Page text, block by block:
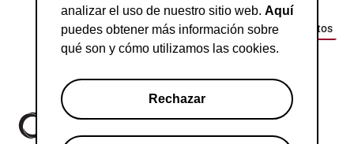
analizar el uso de nuestro sitio web. Aquí
puedes obtener más información sobre
qué son y cómo utilizamos las cookies.
Rechazar
Ver todos los eventos